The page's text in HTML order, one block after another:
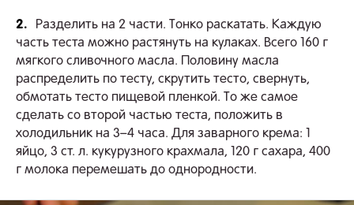
2.
Разделить на 2 части. Тонко раскатать. Каждую
часть теста можно растянуть на кулаках. Всего 160 г
мягкого сливочного масла. Половину масла
распределить по тесту, скрутить тесто, свернуть,
обмотать тесто пищевой пленкой. То же самое
сделать со второй частью теста, положить в
холодильник на 3–4 часа. Для заварного крема: 1
яйцо, 3 ст. л. кукурузного крахмала, 120 г сахара, 400
г молока перемешать до однородности.